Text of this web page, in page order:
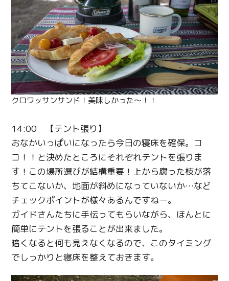
クロワッサンサンド！美味しかった〜！！
14:00 【テント張り】
おなかいっぱいになったら今日の寝床を確保。コ
コ！！と決めたところにそれぞれテントを張りま
す！この場所選びが結構重要！上から腐った枝が落
ちてこないか、地面が斜めになっていないか…など
チェックポイントが様々あるんですねー。
ガイドさんたちに手伝ってもらいながら、ほんとに
簡単にテントを張ることが出来ました。
暗くなると何も見えなくなるので、このタイミング
でしっかりと寝床を整えておきます。